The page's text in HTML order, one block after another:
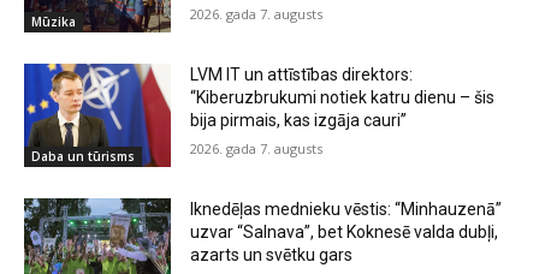
Mūzika 2026. gada 7. augusts
Daba un tūrisms
LVM IT un attīstības direktors:
“Kiberuzbrukumi notiek katru dienu – šis
bija pirmais, kas izgāja cauri”
2026. gada 7. augusts
Iknedēļas mednieku vēstis: “Minhauzenā”
uzvar “Salnava”, bet Koknesē valda dubļi,
azarts un svētku gars